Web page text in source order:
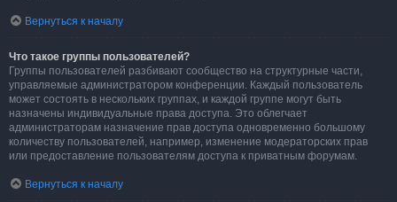
Вернуться к началу
Что такое группы пользователей?
Группы пользователей разбивают сообщество на структурные части,
управляемые администратором конференции. Каждый пользователь
может состоять в нескольких группах, и каждой группе могут быть
назначены индивидуальные права доступа. Это облегчает
администраторам назначение прав доступа одновременно большому
количеству пользователей, например, изменение модераторских прав
или предоставление пользователям доступа к приватным форумам.
Вернуться к началу